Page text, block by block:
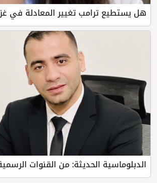
هل يستطيع ترامب تغيير المعادلة في
الدبلوماسية الحديثة: من القنوات